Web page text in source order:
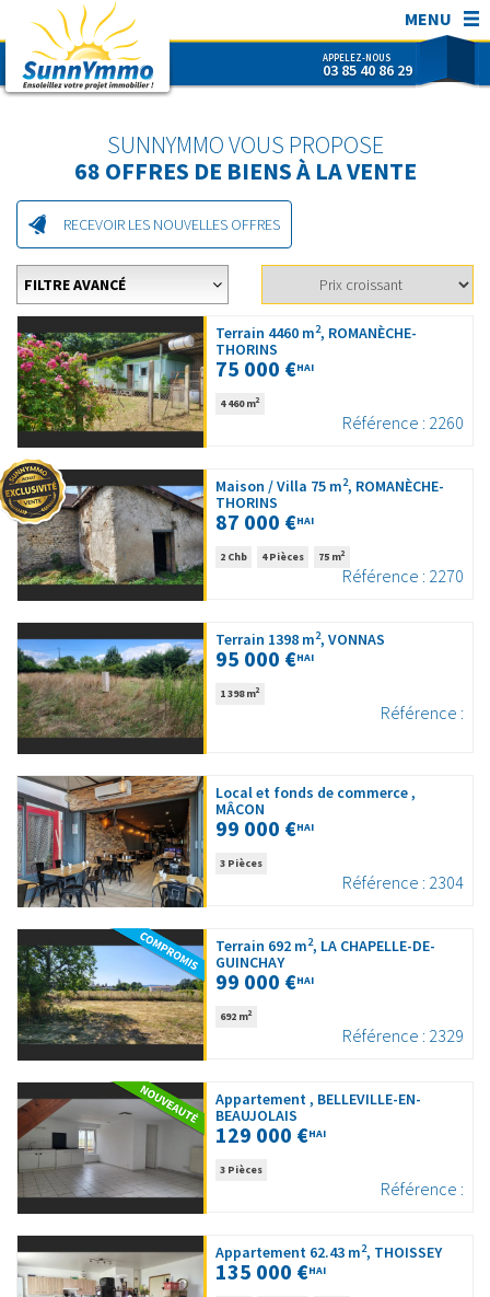
MENU
CONTACT
RECHERCHER RÉF.
APPELEZ-NOUS
03 85 40 86 29
SUNNYMMO VOUS PROPOSE
68 OFFRES DE BIENS À LA VENTE
RECEVOIR LES NOUVELLES OFFRES
FILTRE AVANCÉ
Terrain 4460 m2, ROMANÈCHE-
THORINS
75 000 €HAI
4 460 m2
Référence : 2260
Maison / Villa 75 m2, ROMANÈCHE-
THORINS
87 000 €HAI
2 Chb 4 Pièces 75 m2
Référence : 2270
Terrain 1398 m2, VONNAS
95 000 €HAI
1 398 m2
Référence :
Local et fonds de commerce ,
MÂCON
99 000 €HAI
3 Pièces
Référence : 2304
Terrain 692 m2, LA CHAPELLE-DE-
GUINCHAY
99 000 €HAI
692 m2
Référence : 2329
Appartement , BELLEVILLE-EN-
BEAUJOLAIS
129 000 €HAI
3 Pièces
Référence :
Appartement 62.43 m2, THOISSEY
135 000 €HAI